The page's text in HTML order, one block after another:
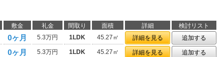
敷金 礼金 間取り 面積 詳細
検討リスト
0ヶ月 5.3万円 1LDK 45.27㎡ 詳細を見る
追加する
0ヶ月 5.3万円 1LDK 45.27㎡ 詳細を見る 追加する